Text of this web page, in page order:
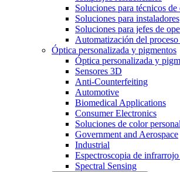
Soluciones para técnicos de
Soluciones para instaladores
Soluciones para jefes de
Automatización del
Óptica personalizada y pigmentos
Óptica personalizada y
Sensores 3D
Anti-Counterfeiting
Automotive
Biomedical Applications
Consumer Electronics
Soluciones de color
Government and Aerospace
Industrial
Espectroscopia de
Spectral Sensing